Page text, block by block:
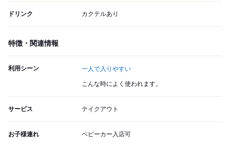
ドリンク カクテルあり
特徴・関連情報
利用シーン 一人で入りやすい
こんな時によく使われます。
サービス テイクアウト
お子様連れ ベビーカー入店可